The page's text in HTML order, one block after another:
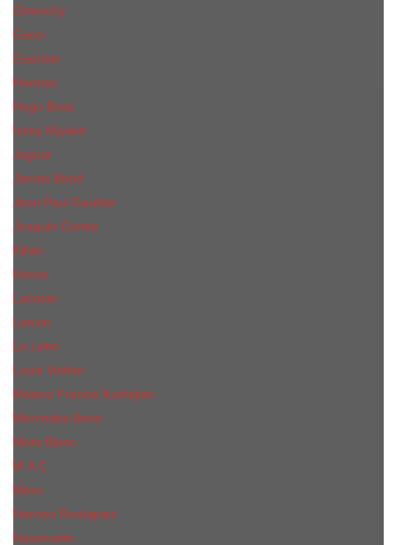
Givenchy
Gucci
Guerlain
Hermes
Hugo Boss
Issey Miyake
Jaguar
James Bond
Jean Paul Gaultier
Joaquin Сortes
Kilian
Kenzo
Lacoste
Lanvin
Le Labo
Louis Vuitton
Maison Francis Kurkdjian
Mercedes-Benz
Mont Blanc
M.А.C.
Mexx
Narciso Rodriguez
Nasomatto